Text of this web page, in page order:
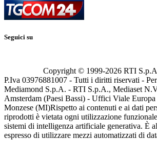
Seguici su
Copyright © 1999-2026 RTI
P.Iva 03976881007 - Tutti i diritti riservati -
Mediamond S.p.A. - RTI S.p.A., Mediaset
Amsterdam (Paesi Bassi) - Uffici Viale
Monzese (MI)Rispetto ai contenuti e ai dati
riprodotti è vietata ogni utilizzazione
sistemi di intelligenza artificiale generativa. È
espresso di utilizzare mezzi automatizzati di